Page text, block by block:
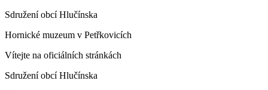
Sdružení obcí Hlučínska
Hornické muzeum v Petřkovicích
Vítejte na oficiálních stránkách
Sdružení obcí Hlučínska